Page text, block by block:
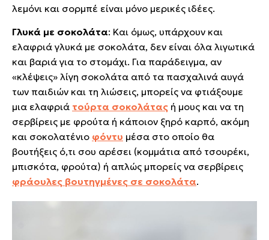
λεμόνι και σορμπέ είναι μόνο μερικές ιδέες.
Γλυκά με σοκολάτα: Και όμως, υπάρχουν και
ελαφριά γλυκά με σοκολάτα, δεν είναι όλα λιγωτικά
και βαριά για το στομάχι. Για παράδειγμα, αν
«κλέψεις» λίγη σοκολάτα από τα πασχαλινά αυγά
των παιδιών και τη λιώσεις, μπορείς να φτιάξουμε
μια ελαφριά τούρτα σοκολάτας ή μους και να τη
σερβίρεις με φρούτα ή κάποιον ξηρό καρπό, ακόμη
και σοκολατένιο φόντυ μέσα στο οποίο θα
βουτήξεις ό,τι σου αρέσει (κομμάτια από τσουρέκι,
μπισκότα, φρούτα) ή απλώς μπορείς να σερβίρεις
φράουλες βουτηγμένες σε σοκολάτα.